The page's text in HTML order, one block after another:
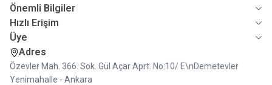
Önemli Bilgiler
Hızlı Erişim
Üye
Adres
Özevler Mah. 366. Sok. Gül Açar Aprt. No:10/ E\nDemetevler
Yenimahalle - Ankara